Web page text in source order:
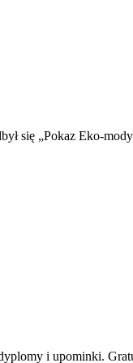
się „Pokaz Eko-
i upominki.